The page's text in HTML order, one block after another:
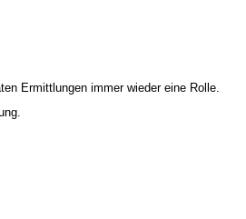
Ermittlungen immer wieder eine Rolle.